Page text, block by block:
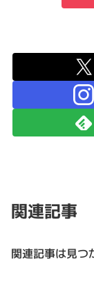
関連記事
関連記事は見つ